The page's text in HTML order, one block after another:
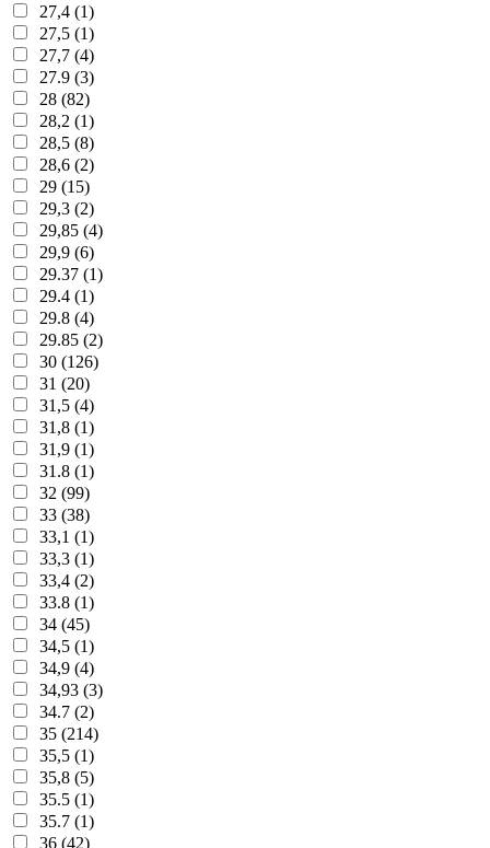
27,4 (1)
27,5 (1)
27,7 (4)
27.9 (3)
28 (82)
28,2 (1)
28,5 (8)
28,6 (2)
29 (15)
29,3 (2)
29,85 (4)
29,9 (6)
29.37 (1)
29.4 (1)
29.8 (4)
29.85 (2)
30 (126)
31 (20)
31,5 (4)
31,8 (1)
31,9 (1)
31.8 (1)
32 (99)
33 (38)
33,1 (1)
33,3 (1)
33,4 (2)
33.8 (1)
34 (45)
34,5 (1)
34,9 (4)
34,93 (3)
34.7 (2)
35 (214)
35,5 (1)
35,8 (5)
35.5 (1)
35.7 (1)
36 (42)